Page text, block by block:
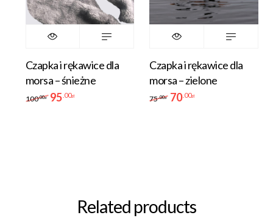
Czapka i rękawice dla
morsa – śnieżne
100.00zł 95 .00zł
Czapka i rękawice dla
morsa – zielone
75.00zł 70.00zł
Related products